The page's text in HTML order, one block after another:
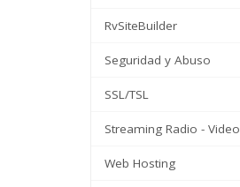
RvSiteBuilder
Seguridad y Abuso
SSL/TSL
Streaming Radio - Video
Web Hosting